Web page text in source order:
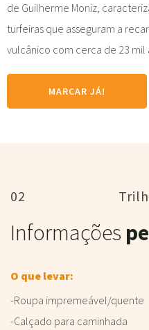
de Guilherme Moniz,
turfeiras que asseguram a
vulcânico com cerca de 23 mil
MARCAR JÁ!
02
Informações
O que levar:
-Roupa impremeável/quente
-Calçado para caminhada